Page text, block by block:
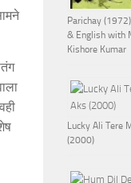
Parichay
& English with
Kishore Kumar
Lucky Ali Tere
(2000)